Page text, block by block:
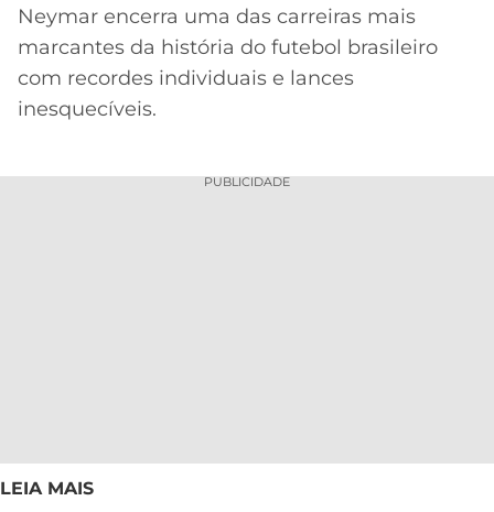
Neymar encerra uma das carreiras mais
marcantes da história do futebol brasileiro
com recordes individuais e lances
inesquecíveis.
PUBLICIDADE
LEIA MAIS